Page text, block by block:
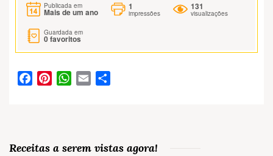
Publicada em
Mais de um ano
1
impressões
131
visualizações
Guardada em
0favoritos
FacebookPinterestWhatsApp
Email
Receitas a serem vistas agora!